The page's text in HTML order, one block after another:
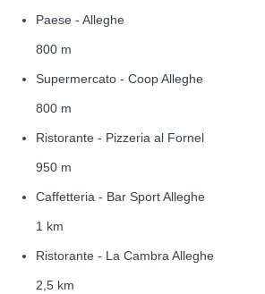
Paese - Alleghe
800 m
Supermercato - Coop Alleghe
800 m
Ristorante - Pizzeria al Fornel
950 m
Caffetteria - Bar Sport Alleghe
1 km
Ristorante - La Cambra Alleghe
2,5 km